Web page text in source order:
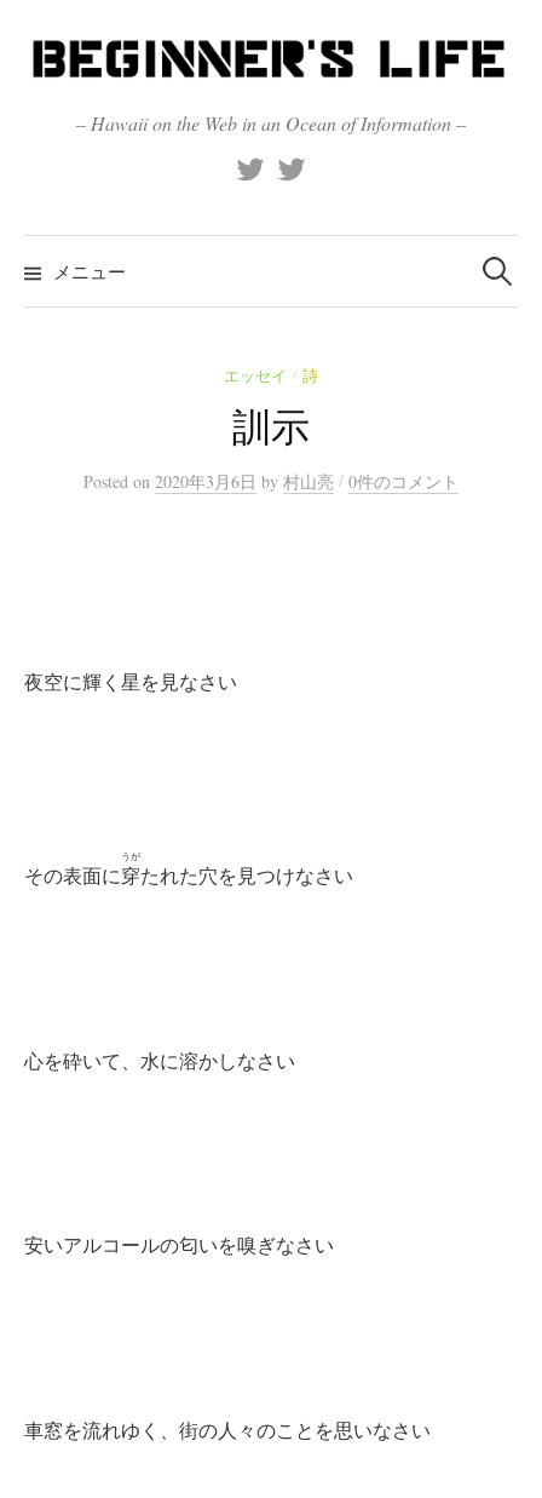
ン
テ
キ
ッ
プ
– Hawaii on the Web in an Ocean of Information –
メニュー
検
索:
エッセイ / 詩
訓示
Posted on 2020年3月6日 by 村山亮 / 0件のコメント
夜空に輝く星を見なさい
その表面に穿
うが
たれた穴を見つけなさい
心を砕いて、水に溶かしなさい
安いアルコールの匂いを嗅ぎなさい
車窓を流れゆく、街の人々のことを思いなさい